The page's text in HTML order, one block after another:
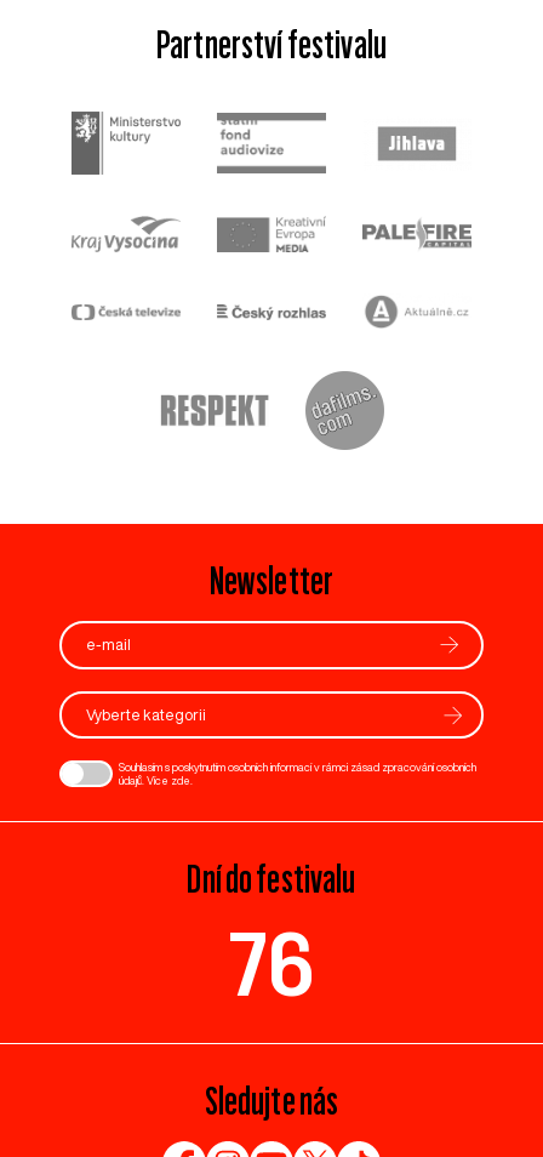
Partnerství festivalu
Newsletter
Vyberte kategorii
Souhlasím s poskytnutím osobních informací v rámci zásad zpracování osobních
údajů. Více zde
Dní do festivalu
76
Sledujte nás